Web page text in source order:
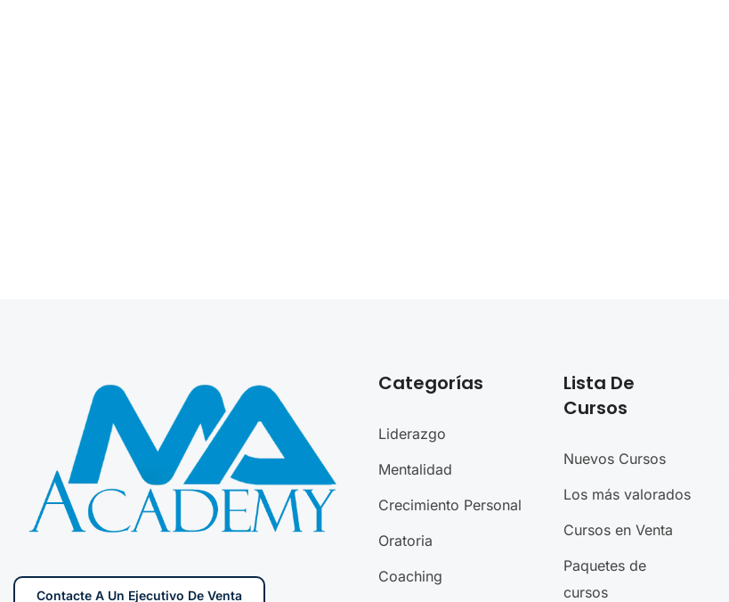
Contacte A Un Ejecutivo De Venta
Categorías
Liderazgo
Mentalidad
Crecimiento Personal
Oratoria
Coaching
Lista De
Cursos
Nuevos Cursos
Los más valorados
Cursos en Venta
Paquetes de
cursos